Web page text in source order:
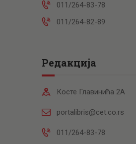
011/264-83-78
011/264-82-89
Редакција
Косте Главинића 2А
portalibris@cet.co.rs
011/264-83-78